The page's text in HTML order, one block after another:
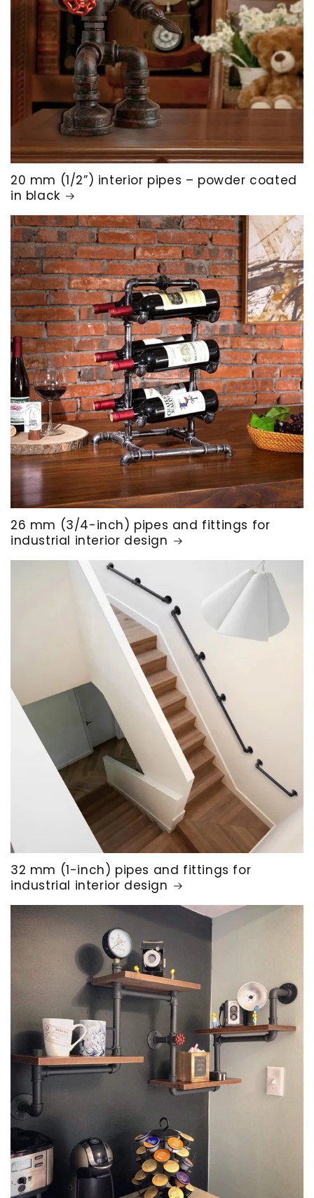
20 mm (1/2”) interior pipes – powder coated
in black
26 mm (3/4-inch) pipes and fittings for
industrial interior design
32 mm (1-inch) pipes and fittings for
industrial interior design